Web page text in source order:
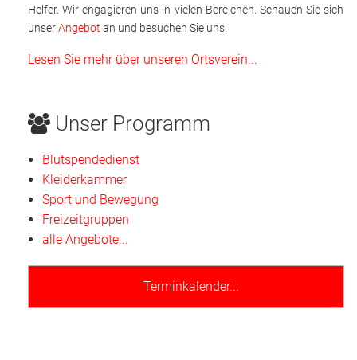
Helfer. Wir engagieren uns in vielen Bereichen. Schauen Sie sich
unserAngebot an und besuchen Sie uns.
Lesen Sie mehr über unseren Ortsverein...
Unser Programm
Blutspendedienst
Kleiderkammer
Sport und Bewegung
Freizeitgruppen
alle Angebote...
Terminkalender...